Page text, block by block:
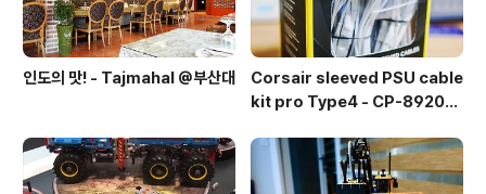
인도의 맛! - Tajmahal @부산대
Corsair sleeved PSU cable
kit pro Type4 - CP-892015